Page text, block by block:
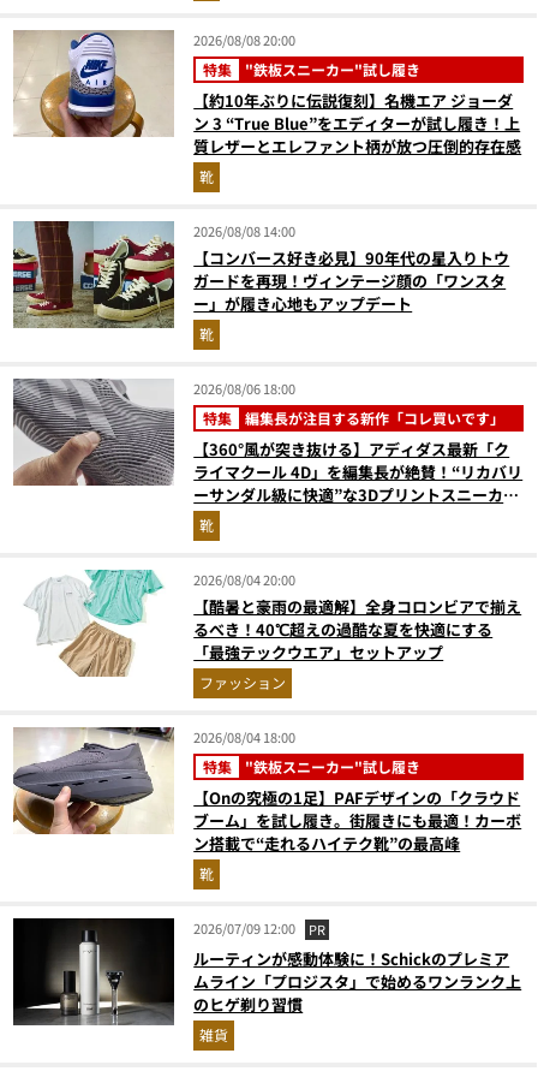
2026/08/08 20:00
特集 "鉄板スニーカー"試し履き
【約10年ぶりに伝説復刻】名機エア ジョーダ
ン 3 “True Blue”をエディターが試し履き！上
質レザーとエレファント柄が放つ圧倒的存在感
靴
2026/08/08 14:00
【コンバース好き必見】90年代の星入りトウ
ガードを再現！ヴィンテージ顔の「ワンスタ
ー」が履き心地もアップデート
靴
2026/08/06 18:00
特集 編集長が注目する新作「コレ買いです」
【360°風が突き抜ける】アディダス最新「ク
ライマクール 4D」を編集長が絶賛！“リカバリ
ーサンダル級に快適”な3Dプリントスニーカー
『コレ買いです』Vol.173
靴
2026/08/04 20:00
【酷暑と豪雨の最適解】全身コロンビアで揃え
るべき！40℃超えの過酷な夏を快適にする
「最強テックウエア」セットアップ
ファッション
2026/08/04 18:00
特集 "鉄板スニーカー"試し履き
【Onの究極の1足】PAFデザインの「クラウド
ブーム」を試し履き。街履きにも最適！カーボ
ン搭載で“走れるハイテク靴”の最高峰
靴
2026/07/09 12:00 PR
ルーティンが感動体験に！Schickのプレミア
ムライン「プロジスタ」で始めるワンランク上
のヒゲ剃り習慣
雑貨